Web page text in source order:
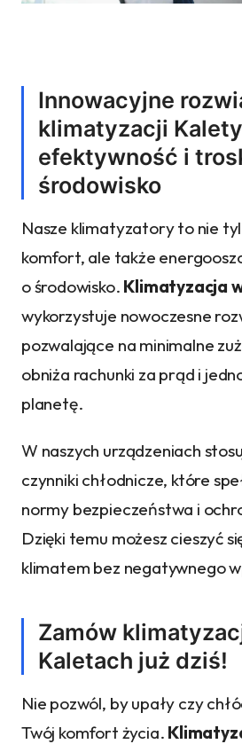
Innowacyjne
klimatyzacji Kalety
efektywność i
środowisko
Nasze klimatyzatory to nie
komfort, ale także
o środowisko. Klimatyzacja
wykorzystuje nowoczesne
pozwalające na minimalne
obniża rachunki za prąd i
planetę.
W naszych urządzeniach
czynniki chłodnicze, które
normy bezpieczeństwa i
Dzięki temu możesz cieszyć
klimatem bez negatywnego
Zamów
Kaletach już dziś!
Nie pozwól, by upały czy
Twój komfort życia.